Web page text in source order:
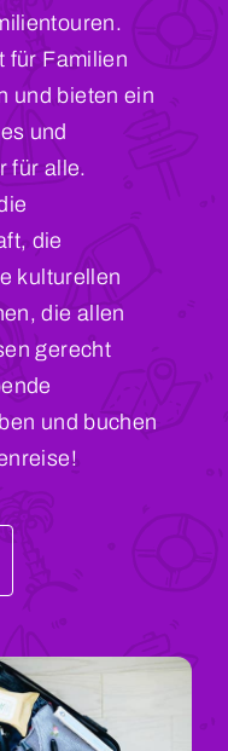
für Familien
und bieten ein
und
für alle.
die
kulturellen
die allen
gerecht
und buchen